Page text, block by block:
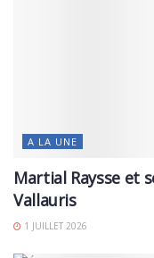
A LA UNE
Martial Raysse et
Vallauris
1 JUILLET 2026